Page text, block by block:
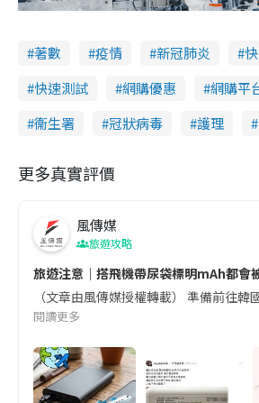
著數 疫情 新冠肺炎
快速測試
網購優惠 網購平
衞生署
冠狀病毒 護理
更多真實評價
風傳媒
旅遊攻略
旅遊注意｜搭飛機帶尿袋標明mAh都會
（文章由風傳媒授權轉載） 準備前往
閱讀更多